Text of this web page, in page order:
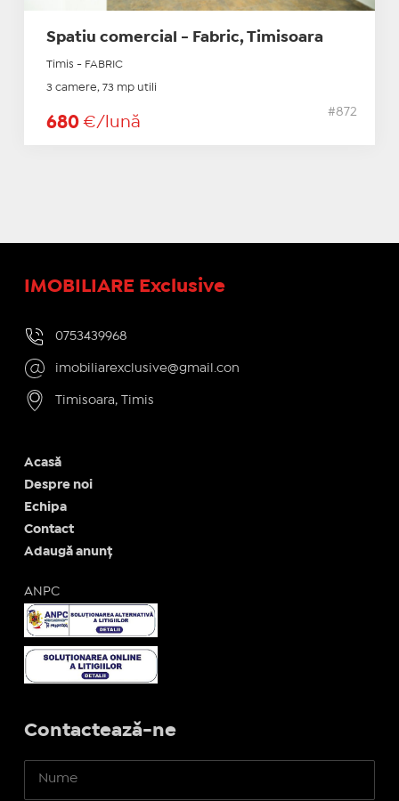
Spatiu comercial - Fabric, Timisoara
Timis - FABRIC
3 camere, 73 mp utili
680 €/lună
#872
IMOBILIARE Exclusive
0753439968
imobiliarexclusive@gmail.con
Timisoara, Timis
Acasă
Despre noi
Echipa
Contact
Adaugă anunț
ANPC
Contactează-ne